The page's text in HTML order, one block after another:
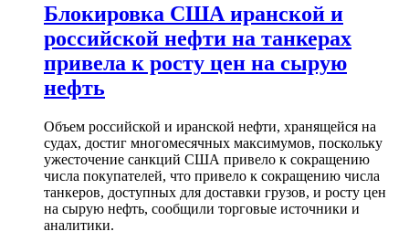
Блокировка США иранской и
российской нефти на танкерах
привела к росту цен на сырую
нефть
Объем российской и иранской нефти, хранящейся на
судах, достиг многомесячных максимумов, поскольку
ужесточение санкций США привело к сокращению
числа покупателей, что привело к сокращению числа
танкеров, доступных для доставки грузов, и росту цен
на сырую нефть, сообщили торговые источники и
аналитики.